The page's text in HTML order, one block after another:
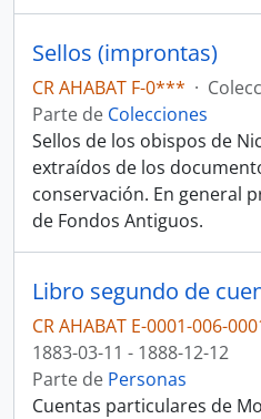
Sellos (improntas)
CR AHABAT F-0*** ·
Parte de Colecciones
Sellos de los obispos de
extraídos de los
conservación. En general
de Fondos Antiguos.
CR AHABAT E-0001-006-
1883-03-11 - 1888-12-12
Parte de Personas
Cuentas particulares de